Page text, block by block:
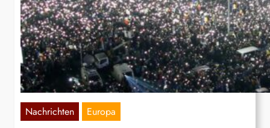
Nachrichten Europa